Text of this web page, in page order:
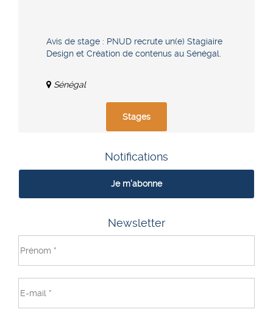
Avis de stage : PNUD recrute un(e) Stagiaire
Design et Création de contenus au Sénégal.
Sénégal
Stages
Notifications
Je m'abonne
Newsletter